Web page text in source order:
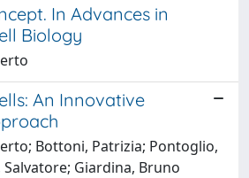
In Advances in
Biology
An Innovative
Bottoni, Patrizia; Pontoglio,
Salvatore; Giardina, Bruno